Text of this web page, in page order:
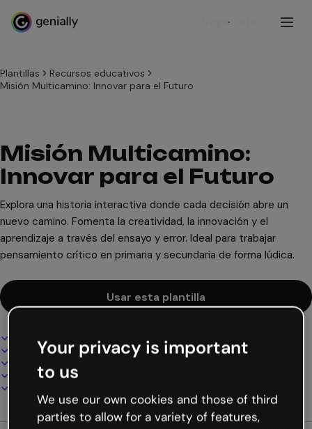
Regístrate
Plantillas
Recursos educativos
Misión Multicamino: Innovar para el Futuro
Misión Multicamino:
Innovar para el Futuro
Explora una historia interactiva donde cada decisión abre un
nuevo camino. Fomenta la creatividad, la innovación y el
aprendizaje a través del ensayo y error. Ideal para trabajar
pensamiento crítico en primaria y secundaria de forma lúdica.
Usar esta plantilla
100% personalizable
Añade audio, vídeo y multimedia
Presenta, comparte o publica online
Your privacy is important
to us
We use our own cookies and those of third
parties to allow for a variety of features,